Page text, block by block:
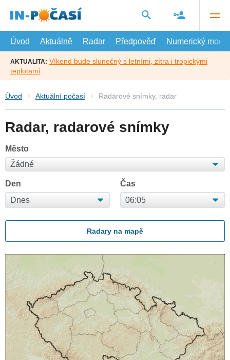
hlavní
Úvod
Aktuálně Radar Předpověď Numerický model
AKTUALITA: Víkend bude slunečný s letními, zítra i tropickými
teplotami
Úvod Aktuální počasí Radarové snímky, radar
Radar, radarové snímky
Město
Den Čas
Radary na mapě